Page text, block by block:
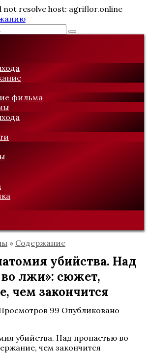
not resolve host: agriflor.online
фильма
» Содержание
убийства. Над
лжи»: сюжет,
чем закончится
99 Опубликовано